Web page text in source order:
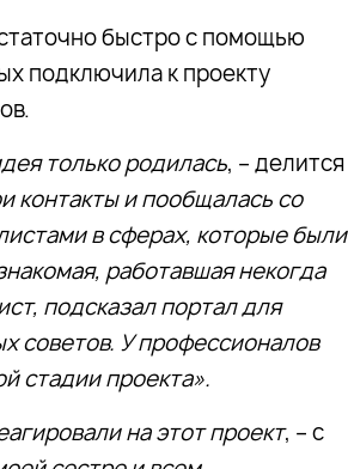
быстро с помощью
подключила к проекту
только родилась, – делится
контакты и пообщалась со
в сферах, которые были
работавшая некогда
подсказал портал для
советов. У профессионалов
стадии проекта».
на этот проект, – с